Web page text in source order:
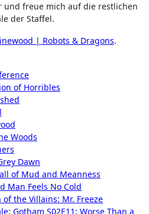
und freue mich auf die restlichen
der Staffel.
| Robots & Dragons.
of Horribles
Woods
Dawn
of Mud and Meanness
Man Feels No Cold
of the Villains: Mr. Freeze
Gotham S02E11: Worse Than a